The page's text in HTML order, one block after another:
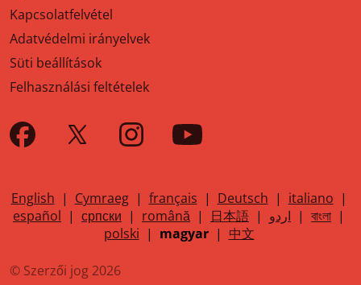
Kapcsolatfelvétel
Adatvédelmi irányelvek
Süti beállítások
Felhasználási feltételek
English | Cymraeg| français | Deutsch | italiano |
español | српски | română | 日本語 | اردو | বাংলা |
polski | magyar| 中文
© Szerzői jog 2026